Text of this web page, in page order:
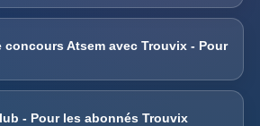
concours Atsem avec Trouvix - Pour
- Pour les abonnés Trouvix